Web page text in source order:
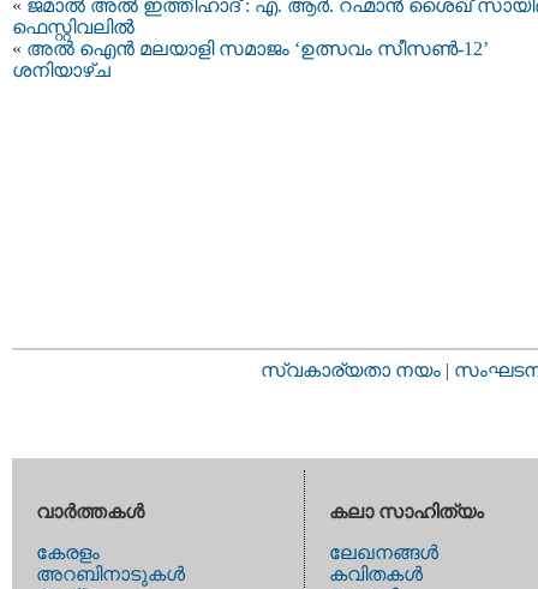
« ജമാൽ അൽ ഇത്തിഹാദ് : എ. ആർ. റഹ്മാൻ ശൈഖ്
ഫെസ്റ്റിവലിൽ
« അൽ ഐൻ മലയാളി സമാജം ‘ഉത്സവം സീസൺ-12’
ശനിയാഴ്ച
സ്വകാര്യതാ നയം |
വാര്‍ത്തകള്‍
കേരളം
അറബിനാടുകള്‍
കലാ സാഹിത്യം
ലേഖനങ്ങള്‍
കവിതകള്‍